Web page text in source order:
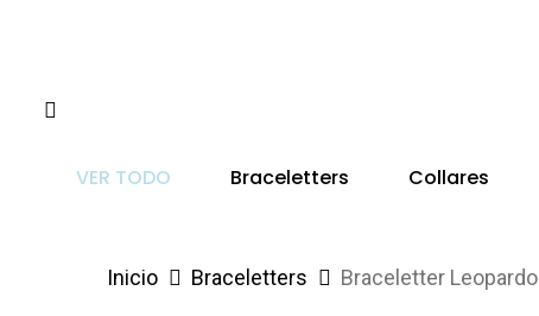
Instagram
VER TODO Braceletters Collares
Inicio Braceletters Braceletter Leopardo